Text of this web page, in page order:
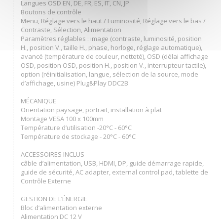
Langues OSD EN, DE, FR, ES, IT, CN, JP
Boutons de contrôle
Menu, Réglage vers le haut / Luminosité, Réglage vers le bas /
Contraste, Sélection, Alimentation
Paramètres réglables : image (contraste, luminosité, position
H., position V., taille H., phase, horloge, réglage automatique),
avancé (température de couleur, netteté), OSD (délai affichage
OSD, position OSD, position H., position V., interrupteur tactile),
option (réinitialisation, langue, sélection de la source, mode
d’affichage, usine) Plug&Play DDC2B
MÉCANIQUE
Orientation paysage, portrait, installation à plat
Montage VESA 100 x 100mm
Température d’utilisation -20°C - 60°C
Température de stockage - 20°C - 60°C
ACCESSOIRES INCLUS
câble d’alimentation, USB, HDMI, DP, guide démarrage rapide,
guide de sécurité, AC adapter, external control pad, tablette de
Contrôle Externe
GESTION DE L’ÉNERGIE
Bloc d’alimentation externe
Alimentation DC 12 V